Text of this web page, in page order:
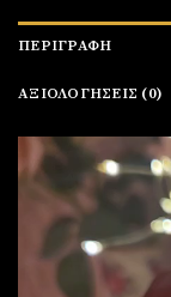
ΠΕΡΙΓΡΑΦΉ
ΑΞΙΟΛΟΓΉΣΕΙΣ (0)
Πρόγραμμα
Αναπαραγωγής
Βίντεο